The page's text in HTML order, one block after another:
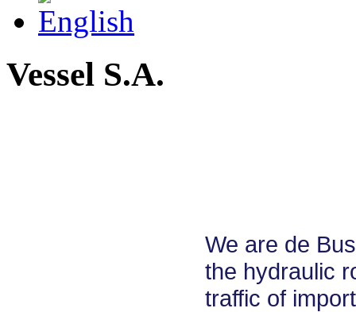
Vessel S.A.
We are de
the hydraulic
traffic of